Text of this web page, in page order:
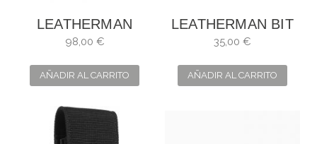
LEATHERMAN
RAPTOR NEGRA
98,00 €
AÑADIR AL CARRITO
LEATHERMAN BIT
KIT
35,00 €
AÑADIR AL CARRITO